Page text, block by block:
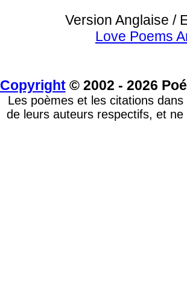
Version Anglaise /
Love Poems
Copyright© 2002 - 2026
Les poèmes et les citations
de leurs auteurs respectifs, et